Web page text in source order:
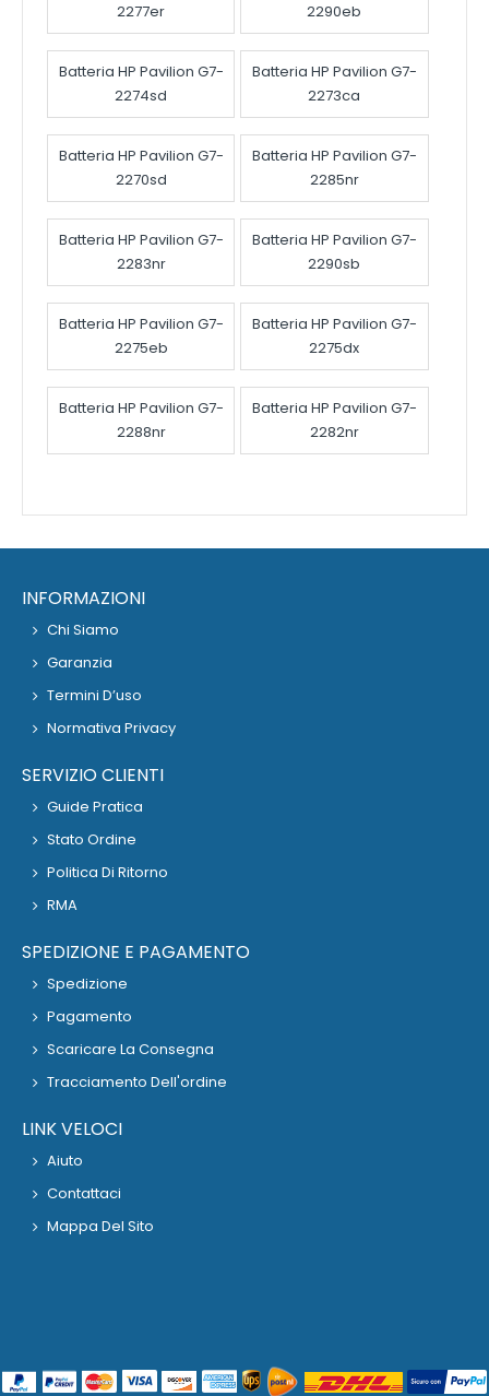
2277er
2290eb
Batteria HP Pavilion G7-
2274sd
Batteria HP Pavilion G7-
2273ca
Batteria HP Pavilion G7-
2270sd
Batteria HP Pavilion G7-
2285nr
Batteria HP Pavilion G7-
2283nr
Batteria HP Pavilion G7-
2290sb
Batteria HP Pavilion G7-
2275eb
Batteria HP Pavilion G7-
2275dx
Batteria HP Pavilion G7-
2288nr
Batteria HP Pavilion G7-
2282nr
INFORMAZIONI
Chi Siamo
Garanzia
Termini D’uso
Normativa Privacy
SERVIZIO CLIENTI
Guide Pratica
Stato Ordine
Politica Di Ritorno
RMA
SPEDIZIONE E PAGAMENTO
Spedizione
Pagamento
Scaricare La Consegna
Tracciamento Dell'ordine
LINK VELOCI
Aiuto
Contattaci
Mappa Del Sito